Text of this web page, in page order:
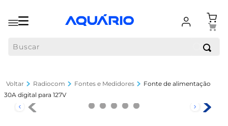
Radiocom Fontes e Medidores
Fonte de alimentação
30A digital para 127V